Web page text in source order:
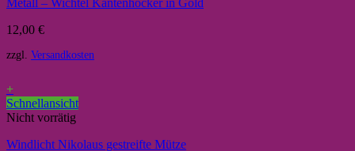
12,00 €
zzgl. Versandkosten
+
Schnellansicht
Nicht vorrätig
Windlicht Nikolaus gestreifte Mütze